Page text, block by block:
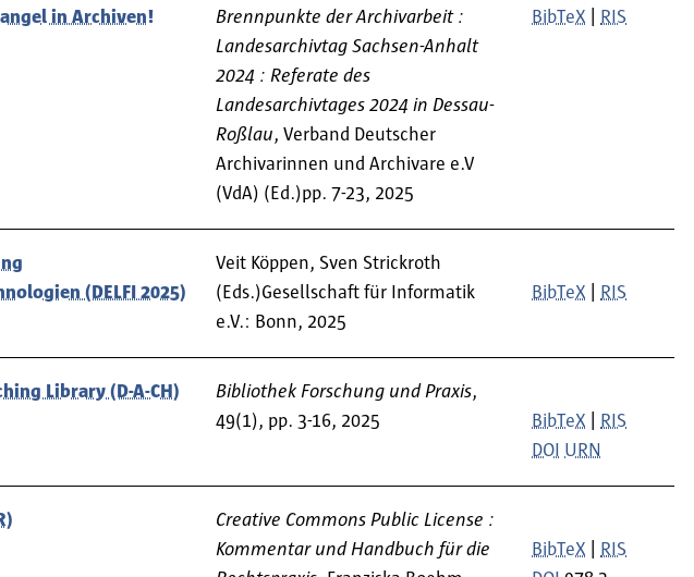
in Archiven!
Brennpunkte der Archivarbeit :
Landesarchivtag Sachsen-Anhalt
2024 : Referate des
Landesarchivtages 2024 in Dessau-
Roßlau, Verband Deutscher
Archivarinnen und Archivare e.V
(VdA) (Ed.)pp. 7-23, 2025
BibTeX RIS
(DELFI 2025)
Veit Köppen, Sven Strickroth
(Eds.)Gesellschaft für Informatik
e.V.: Bonn, 2025
BibTeX RIS
Library (D-A-CH) Bibliothek Forschung und Praxis,
49(1), pp. 3-16, 2025
BibTeX
RIS
DOI URN
Creative Commons Public License :
Kommentar und Handbuch für die
BibTeX
RIS